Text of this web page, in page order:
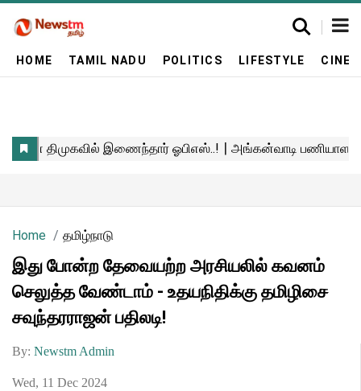
HOME TAMIL NADU POLITICS LIFESTYLE
Home தமிழ்நாடு
இது போன்ற தேவையற்ற அரசியலில் கவனம்
செலுத்த வேண்டாம் - உதயநிதிக்கு தமிழிசை
சவுந்தரராஜன் பதிலடி!
By: Newstm Admin
Wed, 11 Dec 2024